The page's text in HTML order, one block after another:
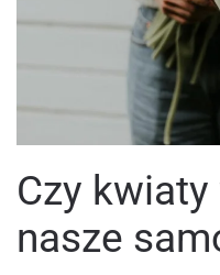
Czy kwiaty
nasze